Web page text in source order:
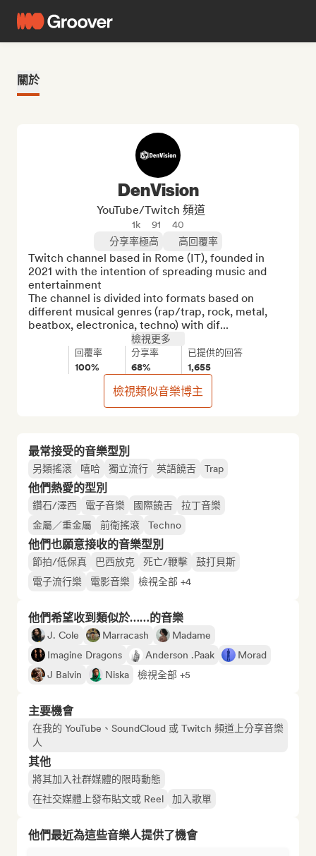
關於
最常接受的音樂型別
另類搖滾 嘻哈 獨立流行 英語饒舌 Trap
他們熱愛的型別
鑽石/澤西 電子音樂 國際饒舌
拉丁音樂
金屬／重金屬
前衛搖滾 Techno
他們也願意接收的音樂型別
節拍/低保真 巴西放克 死亡/鞭擊
鼓打貝斯
電子流行樂
電影音樂 檢視全部 +4
他們希望收到類似於……的音樂
J. Cole Marracash
Madame
Imagine Dragons
Anderson .Paak
Morad
J Balvin
Niska 檢視全部 +5
主要機會
在我的 YouTube、SoundCloud 或 Twitch 頻道上分享音樂
人
其他
將其加入社群媒體的限時動態
在社交媒體上發布貼文或 Reel
加入歌單
他們最近為這些音樂人提供了機會
DenVision
YouTube/Twitch 頻道
1k 91
40
分享率極高
高回覆率
Twitch channel based in Rome (IT), founded in
2021 with the intention of spreading music and
entertainment
The channel is divided into formats based on
different musical genres (rap/trap, rock, metal,
beatbox, electronica, techno) with dif...
檢視更多
回覆率
100%
分享率
68%
已提供的回答
1,655
檢視類似音樂博主